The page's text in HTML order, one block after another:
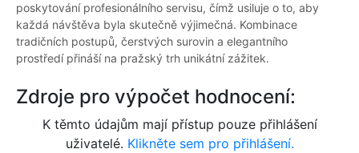
poskytování profesionálního servisu, čímž usiluje o to, aby
každá návštěva byla skutečně výjimečná. Kombinace
tradičních postupů, čerstvých surovin a elegantního
prostředí přináší na pražský trh unikátní zážitek.
Zdroje pro výpočet hodnocení:
K těmto údajům mají přístup pouze přihlášení
uživatelé. Klikněte sem pro přihlášení.